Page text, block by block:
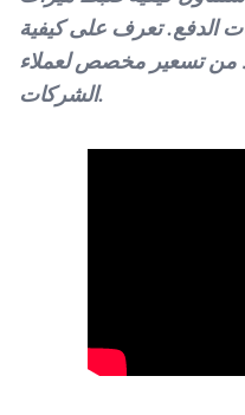
الدفع. تعرف على كيفية
من تسعير مخصص لعملاء
الشركات.